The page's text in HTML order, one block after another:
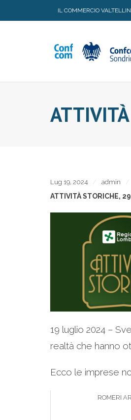
IL COMMERCIO
Lug 19, 2024 admin
ATTIVITÀ STORICHE,
19 luglio 2024 –
realtà che hanno
Ecco le imprese
ROMERI